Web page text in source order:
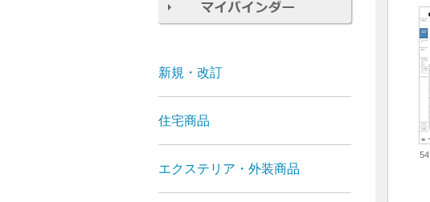
54
新規・改訂
住宅商品
エクステリア・外装商品